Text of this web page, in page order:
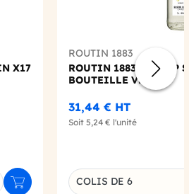
X17
Ajouter au panier
ROUTIN 1883
ROUTIN 1883 - SIROP
BOUTEILLE VERRE
31,44 € HT
Soit 5,24 € l'unité
Choisissez une
COLIS DE 6